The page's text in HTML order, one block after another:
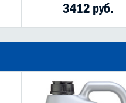
3412 руб.